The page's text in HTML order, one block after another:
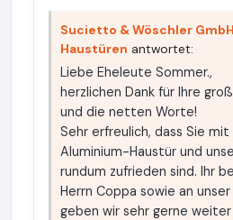
Sucietto & Wöschler
Haustüren antwortet:
Liebe Eheleute Sommer.,
herzlichen Dank für Ihre
und die netten Worte!
Sehr erfreulich, dass Sie mit
Aluminium-Haustür und
rundum zufrieden sind. Ihr
Herrn Coppa sowie an
geben wir sehr gerne